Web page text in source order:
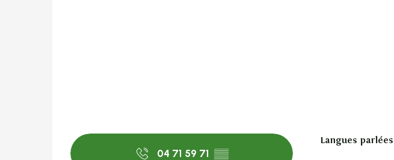
04 71 59 71 ▒▒
Langues parlées
Langues parlées